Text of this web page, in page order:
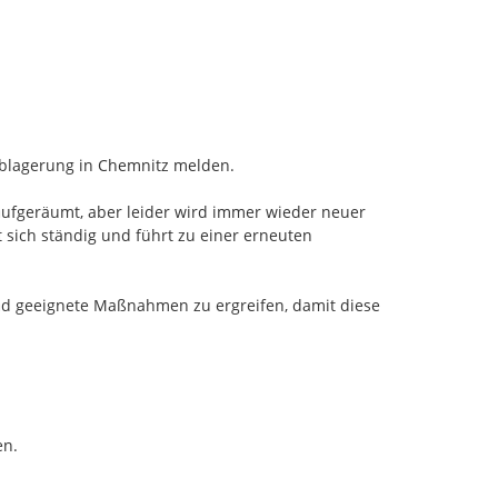
in Chemnitz melden.
aber leider wird immer wieder neuer
ständig und führt zu einer erneuten
geeignete Maßnahmen zu ergreifen, damit diese